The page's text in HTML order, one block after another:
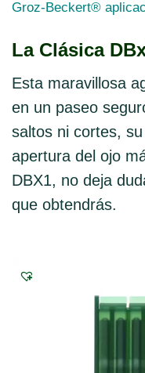
Groz-Beckert®
La Clásica
Esta maravillosa
en un paseo
saltos ni cortes,
apertura del ojo
DBX1, no deja
que obtendrás.